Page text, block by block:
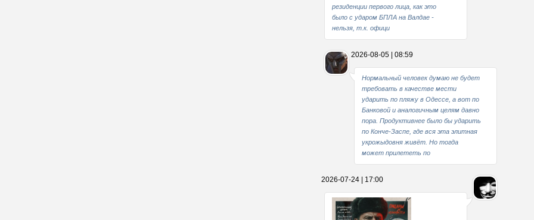
резиденции первого лица, как это
было с ударом БПЛА на Валдае -
нельзя, т.к. офици
2026-08-05 | 08:59
Нормальный человек думаю не будет
требовать в качестве мести
ударить по пляжу в Одессе, а вот по
Банковой и аналогичным целям давно
пора. Продуктивнее было бы ударить
по Конче-Заспе, где вся эта элитная
укрожыдовня живёт. Но тогда
может прилететь по
2026-07-24 | 17:00